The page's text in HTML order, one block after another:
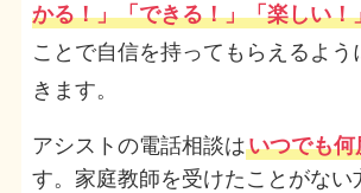
かる！」「できる！」「楽しい！
ことで自信を持ってもらえるよう
きます。
アシストの電話相談はいつでも
す。家庭教師を受けたことがない